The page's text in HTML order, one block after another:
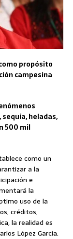
propósito
campesina
heladas,
500 mil
como un
a la
e
la
uso de la
créditos,
la realidad es
López García.